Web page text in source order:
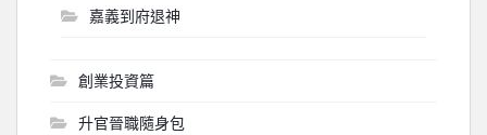
嘉義到府退神
創業投資篇
升官晉職隨身包